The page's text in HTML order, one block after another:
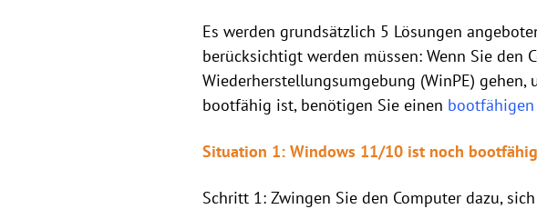
Es werden grundsätzlich 5 Lösungen
berücksichtigt werden müssen: Wenn Sie
Wiederherstellungsumgebung (WinPE)
bootfähig ist, benötigen Sie einen
Situation 1: Windows 11/10 ist noch
Schritt 1: Zwingen Sie den Computer dazu,